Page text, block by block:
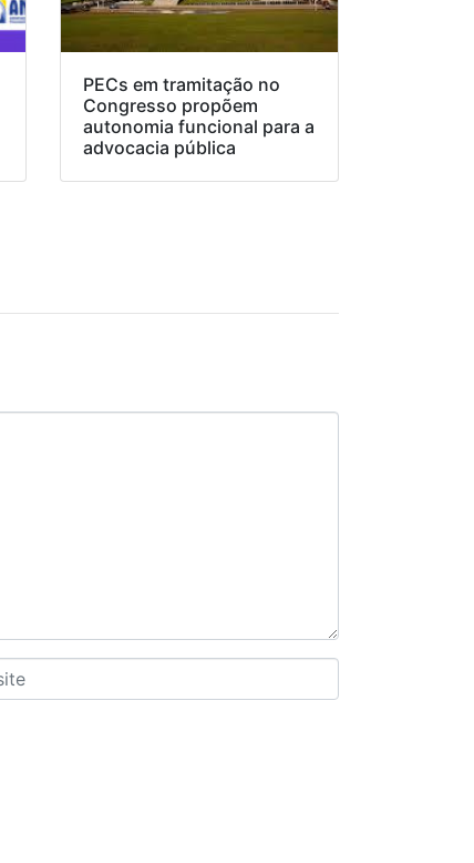
PECs em tramitação no
Congresso propõem
autonomia funcional para a
advocacia pública